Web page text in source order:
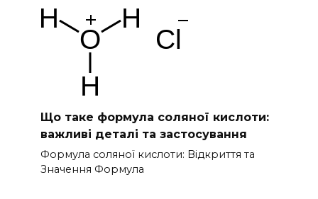
Що таке формула соляної кислоти:
важливі деталі та застосування
Формула соляної кислоти: Відкриття та
Значення Формула